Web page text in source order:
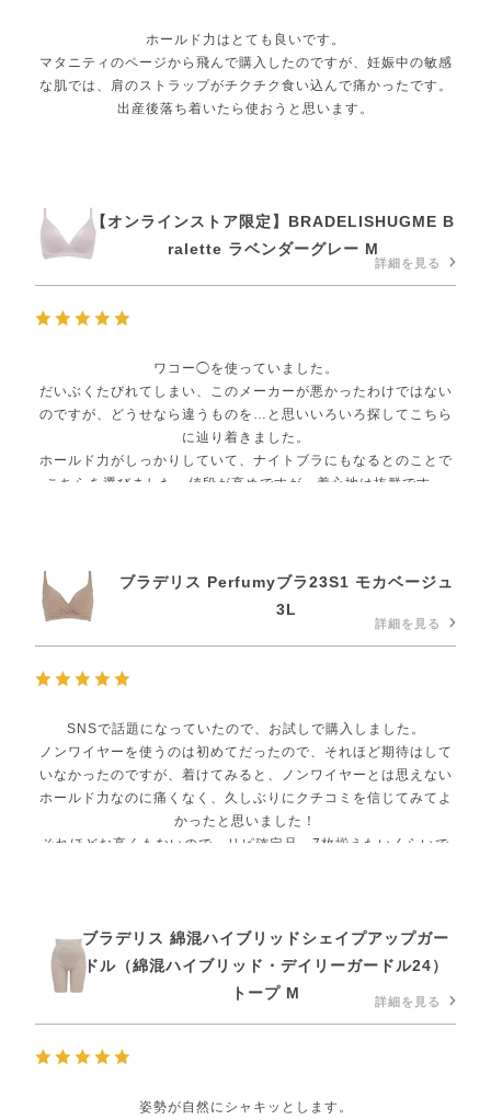
ホールド力はとても良いです。
マタニティのページから飛んで購入したのですが、妊娠中の敏感
な肌では、肩のストラップがチクチク食い込んで痛かったです。
出産後落ち着いたら使おうと思います。
【オンラインストア限定】BRADELISHUGME B
ralette ラベンダーグレー M
詳細を見る
ワコー◯を使っていました。
だいぶくたびれてしまい、このメーカーが悪かったわけではない
のですが、どうせなら違うものを…と思いいろいろ探してこちら
に辿り着きました。
ホールド力がしっかりしていて、ナイトブラにもなるとのことで
こちらを選びました。値段が高めですが、着心地は抜群です。
ブラデリス Perfumyブラ23S1 モカベージュ
3L
詳細を見る
SNSで話題になっていたので、お試しで購入しました。
ノンワイヤーを使うのは初めてだったので、それほど期待はして
いなかったのですが、着けてみると、ノンワイヤーとは思えない
ホールド力なのに痛くなく、久しぶりにクチコミを信じてみてよ
かったと思いました！
それほどお高くもないので、リピ確定品。7枚揃えたいくらいで
ブラデリス 綿混ハイブリッドシェイプアップガー
ドル（綿混ハイブリッド・デイリーガードル24）
トープ M
詳細を見る
姿勢が自然にシャキッとします。